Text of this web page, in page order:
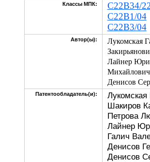
Классы МПК: C22B34/
C22B1/04
C22B3/04
Автор(ы):
Лукомская
Лайнер
Денисов
Патентообладатель(и):
Лукомская
Шакиров
Петрова
Лайнер
Галич
Денисов
Денисов